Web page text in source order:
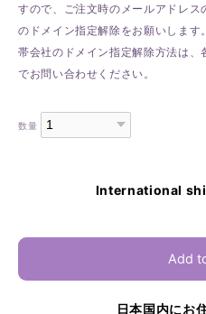
すので、ご注文時のメールアドレ
のドメイン指定解除をお願いしま
帯会社のドメイン指定解除方法は
でお問い合わせください。
数量
International
Add
日本国内にお